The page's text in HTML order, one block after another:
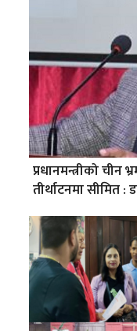
प्रधानमन्त्रीको
तीर्थाटनमा सीमित :